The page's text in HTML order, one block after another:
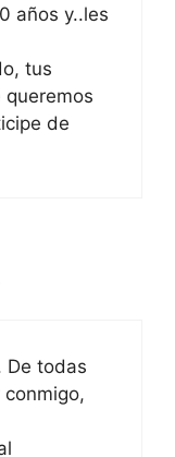
años y..les
tus
queremos
de
De todas